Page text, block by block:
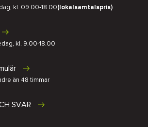
kl. 09.00-18.00(lokalsamtalspris)
kl. 9.00-18.00
än 48 timmar
SVAR